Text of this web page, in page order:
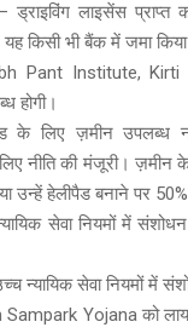
ड्राइविंग लाइसेंस प्राप्त
किसी भी बैंक में जमा किया
Pant Institute,
होगी।
के लिए ज़मीन उपलब्ध
नीति की मंजूरी। ज़मीन
उन्हें हेलीपैड बनाने पर
सेवा नियमों में
न्यायिक सेवा नियमों में
Sampark Yojana को